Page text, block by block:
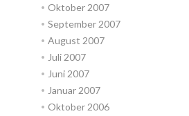
Oktober 2007
September 2007
August 2007
Juli 2007
Juni 2007
Januar 2007
Oktober 2006